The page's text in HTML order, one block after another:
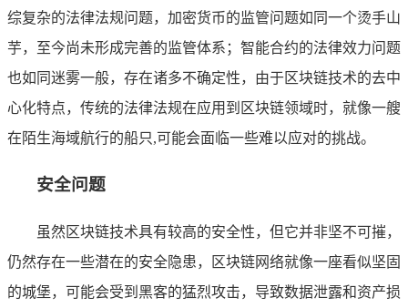
综复杂的法律法规问题，加密货币的监管问题如同一个烫手山
芋，至今尚未形成完善的监管体系；智能合约的法律效力问题
也如同迷雾一般，存在诸多不确定性，由于区块链技术的去中
心化特点，传统的法律法规在应用到区块链领域时，就像一艘
在陌生海域航行的船只,可能会面临一些难以应对的挑战。
安全问题
虽然区块链技术具有较高的安全性，但它并非坚不可摧，
仍然存在一些潜在的安全隐患，区块链网络就像一座看似坚固
的城堡，可能会受到黑客的猛烈攻击，导致数据泄露和资产损